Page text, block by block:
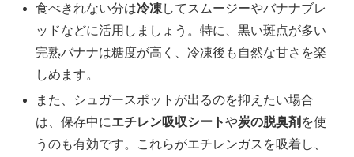
食べきれない分は冷凍してスムージーやバナナブレ
ッドなどに活用しましょう。特に、黒い斑点が多い
完熟バナナは糖度が高く、冷凍後も自然な甘さを楽
しめます。
また、シュガースポットが出るのを抑えたい場合
は、保存中にエチレン吸収シートや炭の脱臭剤 を使
うのも有効です。これらがエチレンガスを吸着し、